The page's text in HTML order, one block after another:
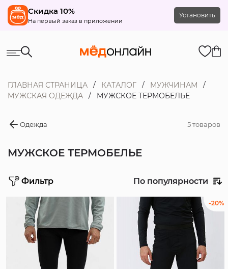
Скидка 10%
На первый заказ в приложении
Установить
ГЛАВНАЯ СТРАНИЦА КАТАЛОГ
МУЖЧИНАМ
МУЖСКАЯ ОДЕЖДА
МУЖСКОЕ ТЕРМОБЕЛЬЕ
Одежда 5 товаров
МУЖСКОЕ ТЕРМОБЕЛЬЕ
Фильтр
Цена
Распродажа
Тип товара
По популярности
-20%